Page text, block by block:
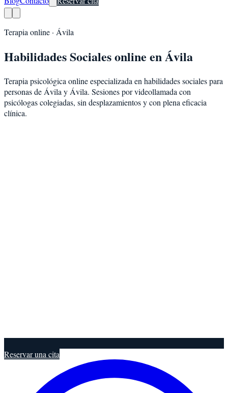
Terapia online · Ávila
Habilidades Socialesonline enÁvila
Terapia psicológica online especializada en habilidades socialespara
personas de Ávila y Ávila. Sesiones por videollamada con
psicólogas colegiadas, sin desplazamientos y con plena eficacia
clínica.
Reservar una cita